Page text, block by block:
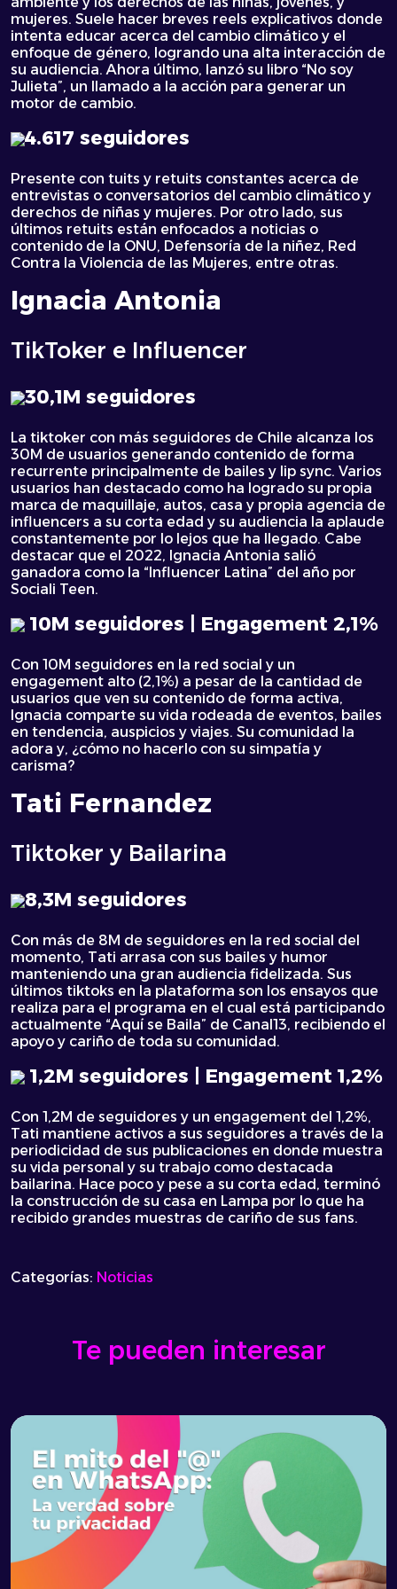
mujeres. Suele hacer breves reels explicativos donde
intenta educar acerca del cambio climático y el
enfoque de género, logrando una alta interacción de
su audiencia. Ahora último, lanzó su libro “No soy
Julieta”, un llamado a la acción para generar un
motor de cambio.
4.617 seguidores
Presente con tuits y retuits constantes acerca de
entrevistas o conversatorios del cambio climático y
derechos de niñas y mujeres. Por otro lado, sus
últimos retuits están enfocados a noticias o
contenido de la ONU, Defensoría de la niñez, Red
Contra la Violencia de las Mujeres, entre otras.
Ignacia Antonia
TikToker e Influencer
30,1M seguidores
La tiktoker con más seguidores de Chile alcanza los
30M de usuarios generando contenido de forma
recurrente principalmente de bailes y lip sync. Varios
usuarios han destacado como ha logrado su propia
marca de maquillaje, autos, casa y propia agencia de
influencers a su corta edad y su audiencia la aplaude
constantemente por lo lejos que ha llegado. Cabe
destacar que el 2022, Ignacia Antonia salió
ganadora como la “Influencer Latina” del año por
Sociali Teen.
10M seguidores | Engagement 2,1%
Con 10M seguidores en la red social y un
engagement alto (2,1%) a pesar de la cantidad de
usuarios que ven su contenido de forma activa,
Ignacia comparte su vida rodeada de eventos, bailes
en tendencia, auspicios y viajes. Su comunidad la
adora y, ¿cómo no hacerlo con su simpatía y
carisma?
Tati Fernandez
Tiktoker y Bailarina
8,3M seguidores
Con más de 8M de seguidores en la red social del
momento, Tati arrasa con sus bailes y humor
manteniendo una gran audiencia fidelizada. Sus
últimos tiktoks en la plataforma son los ensayos que
realiza para el programa en el cual está participando
actualmente “Aquí se Baila” de Canal13, recibiendo el
apoyo y cariño de toda su comunidad.
1,2M seguidores | Engagement 1,2%
Con 1,2M de seguidores y un engagement del 1,2%,
Tati mantiene activos a sus seguidores a través de la
periodicidad de sus publicaciones en donde muestra
su vida personal y su trabajo como destacada
bailarina. Hace poco y pese a su corta edad, terminó
la construcción de su casa en Lampa por lo que ha
recibido grandes muestras de cariño de sus fans.
Categorías: Noticias
Te pueden interesar